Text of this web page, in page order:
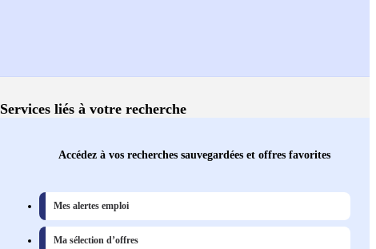
Services liés à votre recherche
Accédez à vos recherches sauvegardées et offres favorites
Mes alertes emploi
Ma sélection d’offres